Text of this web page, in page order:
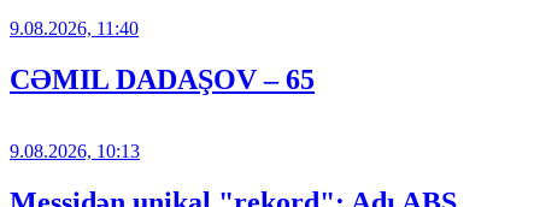
9.08.2026, 11:40
CƏMIL DADAŞOV – 65
9.08.2026, 10:13